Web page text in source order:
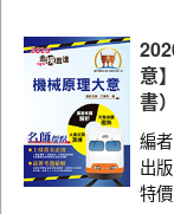
意
書）
編者
出
特價